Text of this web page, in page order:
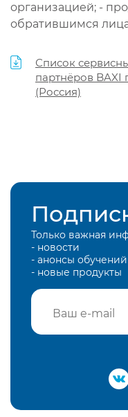
организацией; -
обратившимся
Список
партнёров
(Россия)
Только важная
- новости
- анонсы
- новые продукты
Подтвердить e-